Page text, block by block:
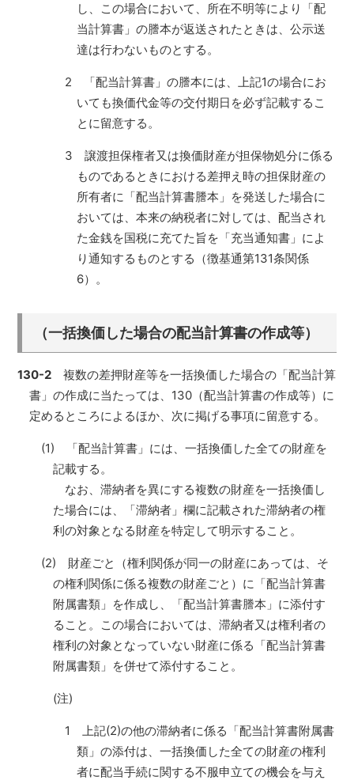
し、この場合において、所在不明等により「配
当計算書」の謄本が返送されたときは、公示送
達は行わないものとする。
2 「配当計算書」の謄本には、上記1の場合にお
いても換価代金等の交付期日を必ず記載するこ
とに留意する。
3 譲渡担保権者又は換価財産が担保物処分に係る
ものであるときにおける差押え時の担保財産の
所有者に「配当計算書謄本」を発送した場合に
おいては、本来の納税者に対しては、配当され
た金銭を国税に充てた旨を「充当通知書」によ
り通知するものとする（徴基通第131条関係
6）。
（一括換価した場合の配当計算書の作成等）
130-2 複数の差押財産等を一括換価した場合の「配当計算
書」の作成に当たっては、130（配当計算書の作成等）に
定めるところによるほか、次に掲げる事項に留意する。
(1) 「配当計算書」には、一括換価した全ての財産を
記載する。
なお、滞納者を異にする複数の財産を一括換価し
た場合には、「滞納者」欄に記載された滞納者の権
利の対象となる財産を特定して明示すること。
(2) 財産ごと（権利関係が同一の財産にあっては、そ
の権利関係に係る複数の財産ごと）に「配当計算書
附属書類」を作成し、「配当計算書謄本」に添付す
ること。この場合においては、滞納者又は権利者の
権利の対象となっていない財産に係る「配当計算書
附属書類」を併せて添付すること。
(注)
1 上記(2)の他の滞納者に係る「配当計算書附属書
類」の添付は、一括換価した全ての財産の権利
者に配当手続に関する不服申立ての機会を与え